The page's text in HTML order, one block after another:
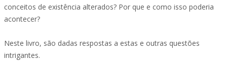
conceitos de existência alterados? Por que e como isso poderia
acontecer?
Neste livro, são dadas respostas a estas e outras questões
intrigantes.